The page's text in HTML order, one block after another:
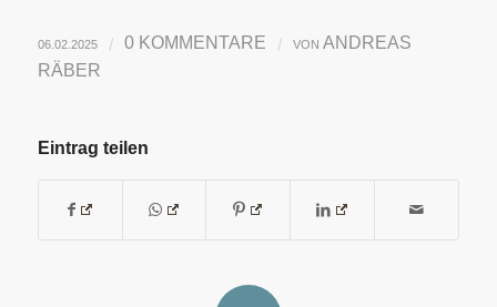
06.02.2025 / 0 KOMMENTARE / VON ANDREAS
RÄBER
Eintrag teilen